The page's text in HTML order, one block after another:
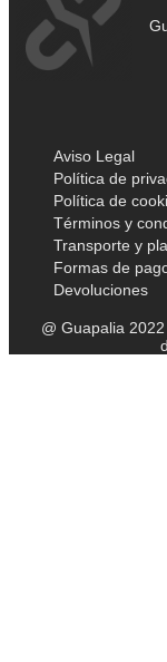
Aviso Legal
Política de
Política de
Términos y
Transporte y
Formas de
Devoluciones
@ Guapalia